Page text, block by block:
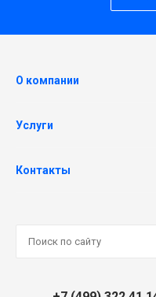
О компании
Услуги
Контакты